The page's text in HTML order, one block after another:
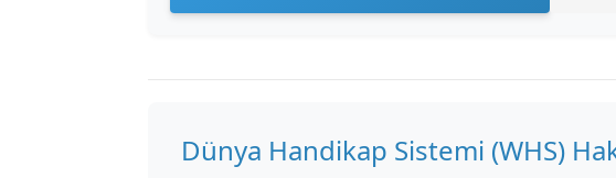
Dünya Handikap Sistemi (WHS)